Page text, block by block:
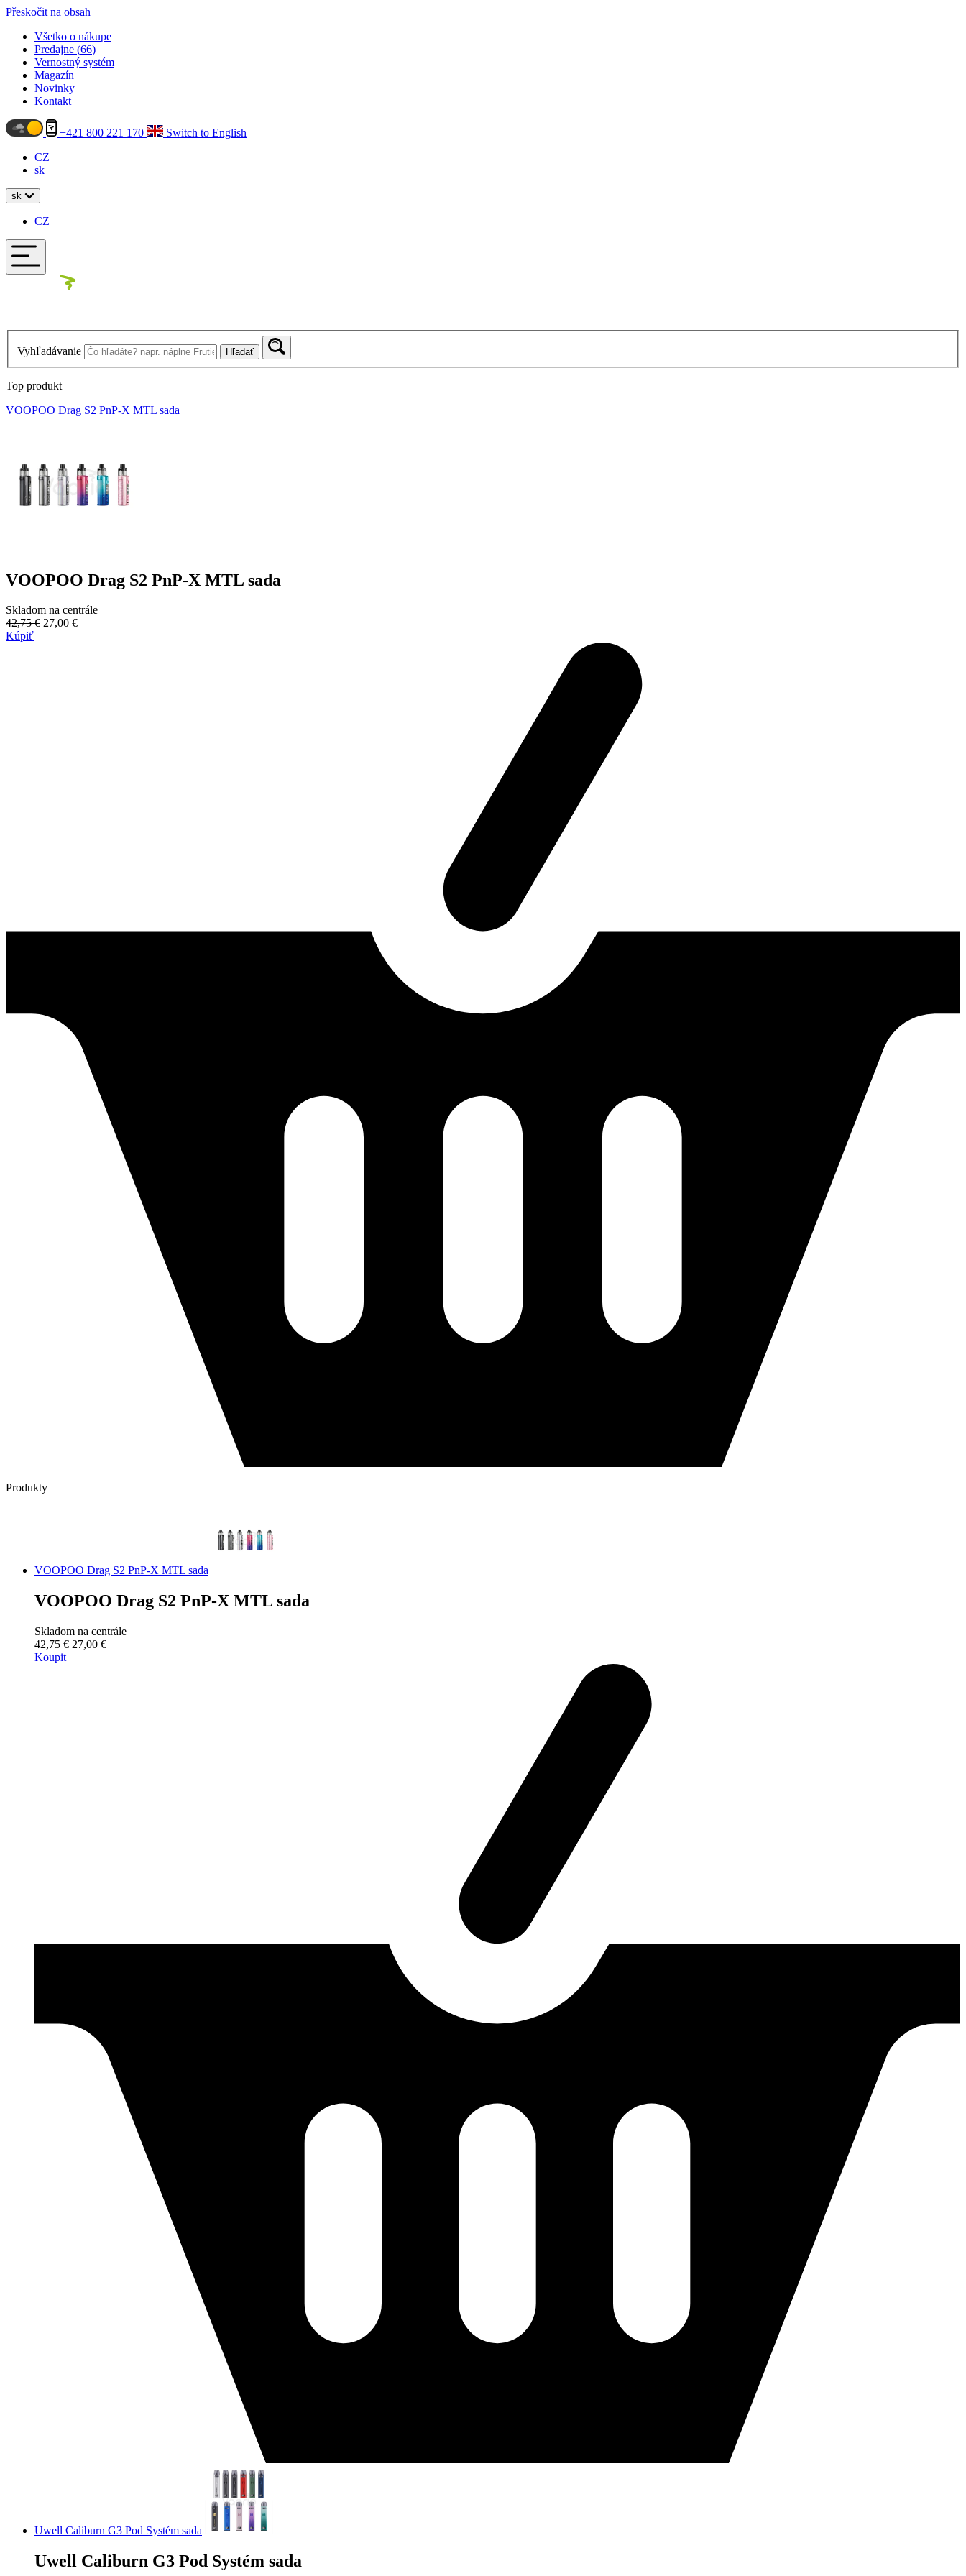
Přeskočit na obsah
Všetko o nákupe
Predajne (66)
Vernostný systém
Magazín
Novinky
Kontakt
+421 800 221 170
Switch to English
CZ
sk
sk
CZ
Vyhľadávanie Hľadať
Top produkt
VOOPOO Drag S2 PnP-X MTL sada
VOOPOO Drag S2 PnP-X MTL sada
Skladom na centrále
42,75 € 27,00 €
Kúpiť
Produkty
VOOPOO Drag S2 PnP-X MTL sada
VOOPOO Drag S2 PnP-X MTL sada
Skladom na centrále
42,75 € 27,00 €
Koupit
Uwell Caliburn G3 Pod Systém sada
Uwell Caliburn G3 Pod Systém sada